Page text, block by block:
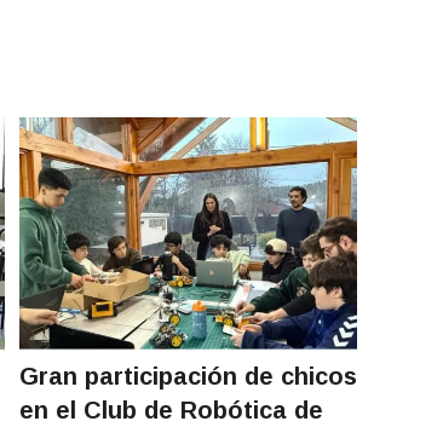
Gran participación de chicos
en el Club de Robótica de